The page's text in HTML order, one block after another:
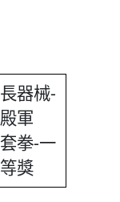
長器械-
殿軍
套拳-一
等獎